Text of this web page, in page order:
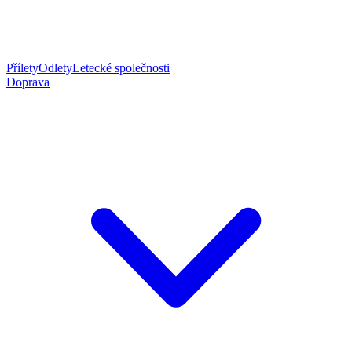
PříletyOdletyLetecké společnosti
Doprava